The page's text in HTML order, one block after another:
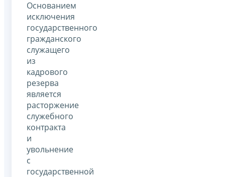
Основанием
исключения
государственного
гражданского
служащего
из
кадрового
резерва
является
расторжение
служебного
контракта
и
увольнение
с
государственной